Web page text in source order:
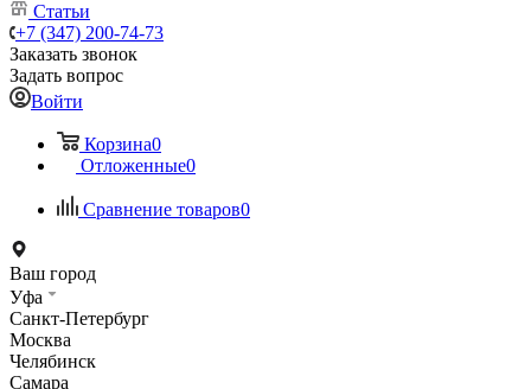
Статьи
+7 (347) 200-74-73
Заказать звонок
Задать вопрос
Войти
Корзина0
Отложенные0
Сравнение товаров0
Ваш город
Уфа
Санкт-Петербург
Москва
Челябинск
Самара